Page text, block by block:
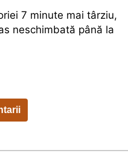
7 minute mai târziu,
neschimbată până la